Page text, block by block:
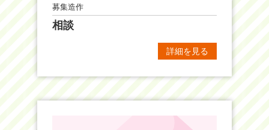
募集造作
相談
詳細を見る